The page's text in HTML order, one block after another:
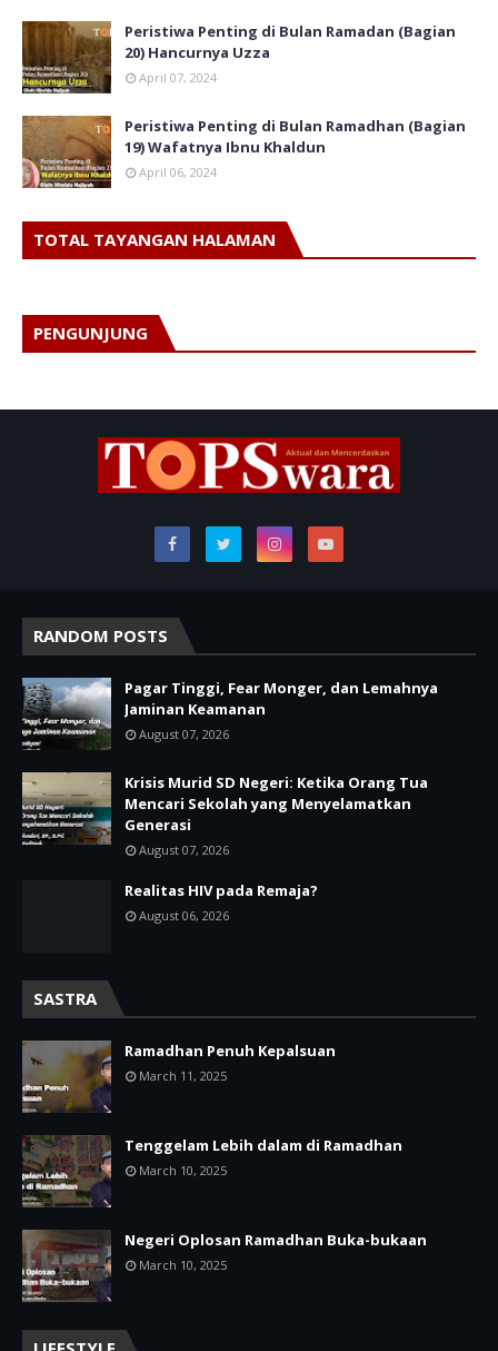
Peristiwa Penting di Bulan Ramadan (Bagian
20) Hancurnya Uzza
April 07, 2024
Peristiwa Penting di Bulan Ramadhan (Bagian
19) Wafatnya Ibnu Khaldun
April 06, 2024
TOTAL TAYANGAN HALAMAN
PENGUNJUNG
RANDOM POSTS
Pagar Tinggi, Fear Monger, dan Lemahnya
Jaminan Keamanan
August 07, 2026
Krisis Murid SD Negeri: Ketika Orang Tua
Mencari Sekolah yang Menyelamatkan
Generasi
August 07, 2026
Realitas HIV pada Remaja?
August 06, 2026
SASTRA
Ramadhan Penuh Kepalsuan
March 11, 2025
Tenggelam Lebih dalam di Ramadhan
March 10, 2025
Negeri Oplosan Ramadhan Buka-bukaan
March 10, 2025